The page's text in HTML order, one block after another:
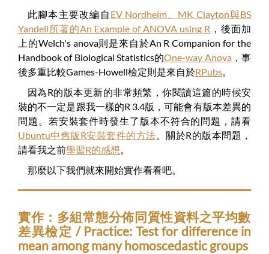
此腳本主要改編自 EV Nordheim、MK Clayton與BS
Yandell所著的An Example of ANOVA using R ，後面加
上的Welch's anova則是來自於An R Companion for the
Handbook of Biological Statistics的One-way Anova，事
後多重比較Games-Howell檢定則是來自於RPubs。
因為R的版本更新的非常頻繁，你閱讀這篇的時候安
裝的不一定是跟我一樣的R 3.4版，可能會有版本差異的
問題。若安裝套件時發生了版本不符合的問題，請看
Ubuntu中舊版R安裝套件的方法。關於R的版本問題，
請看我之前學習R的感想。
那麼以下我們就來開始實作看看吧。
實作：多組常態分佈同質性資料之平均數
差異檢定 / Practice: Test for difference in
mean among many homoscedastic groups